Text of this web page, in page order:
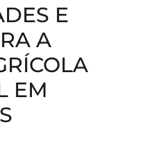
E
A
EM